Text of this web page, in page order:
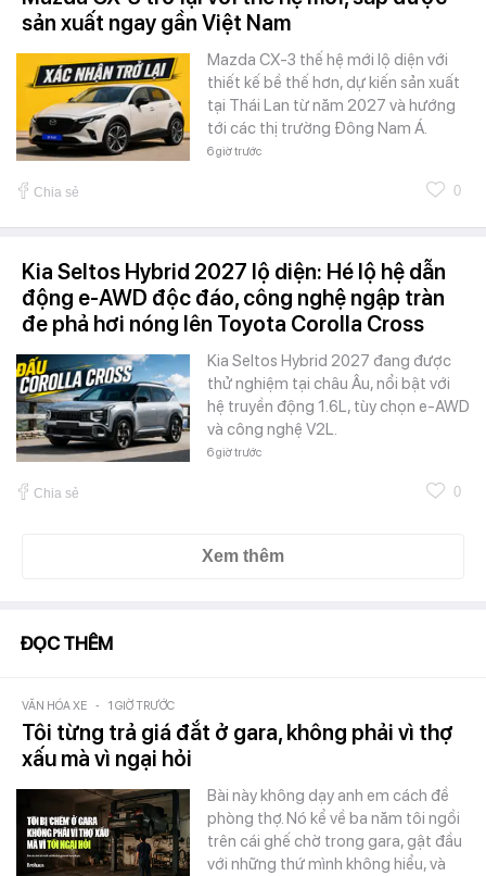
sản xuất ngay gần Việt Nam
Mazda CX-3 thế hệ mới lộ diện với
thiết kế bề thế hơn, dự kiến sản xuất
tại Thái Lan từ năm 2027 và hướng
tới các thị trường Đông Nam Á.
6 giờ trước
Chia sẻ 0
Kia Seltos Hybrid 2027 lộ diện: Hé lộ hệ dẫn
động e-AWD độc đáo, công nghệ ngập tràn
đe phả hơi nóng lên Toyota Corolla Cross
Kia Seltos Hybrid 2027 đang được
thử nghiệm tại châu Âu, nổi bật với
hệ truyền động 1.6L, tùy chọn e-AWD
và công nghệ V2L.
6 giờ trước
Chia sẻ 0
Xem thêm
ĐỌC THÊM
VĂN HÓA XE - 1 GIỜ TRƯỚC
Tôi từng trả giá đắt ở gara, không phải vì thợ
xấu mà vì ngại hỏi
Bài này không dạy anh em cách đề
phòng thợ. Nó kể về ba năm tôi ngồi
trên cái ghế chờ trong gara, gật đầu
với những thứ mình không hiểu, và